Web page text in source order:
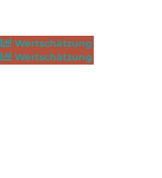
Wertschätzung
Wertschätzung